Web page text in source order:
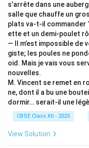
Step 2: Key
• raconter mon
incredible trip)
• montagnes
snow)
• faire de longues
• un séjour
Step 3: Standard
J'espère que tu vas
s’arrête dans une
salle que chauffe un
plats va-t-il commander
ette et un demi-poulet
— Il m’est impossible de
giste; les poules ne
oid. Mais je vais vous
nouvelles.
M. Vincent se remet en
ne, dont il a bu une
dormir… serait-il une
CBSE Class XII - 2025
View Solution